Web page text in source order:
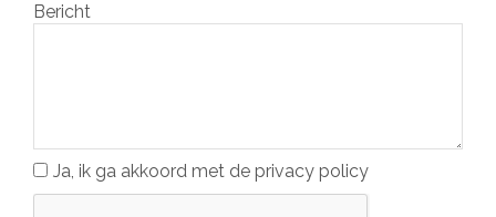
Bericht
Ja, ik ga akkoord met de privacy policy